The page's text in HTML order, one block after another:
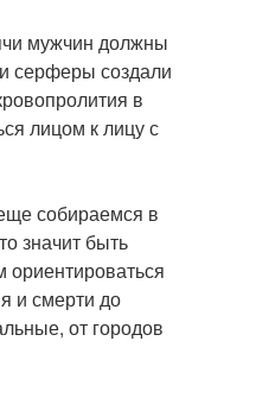
мужчин должны
серферы создали
в
лицом к лицу с
собираемся в
значит быть
и смерти до
от городов